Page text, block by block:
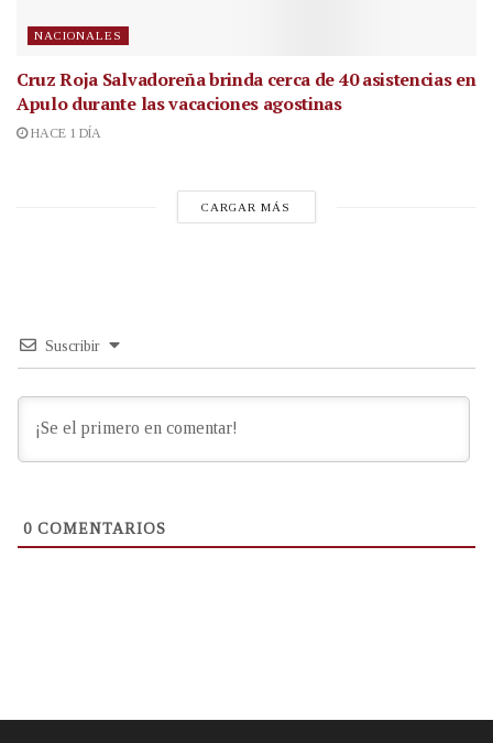
NACIONALES
Cruz Roja Salvadoreña brinda cerca de 40 asistencias en
Apulo durante las vacaciones agostinas
HACE 1 DÍA
CARGAR MÁS
Suscribir
0 COMENTARIOS